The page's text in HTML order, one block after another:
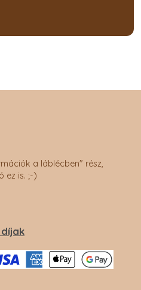
a láblécben" rész,
ez is. ;-)